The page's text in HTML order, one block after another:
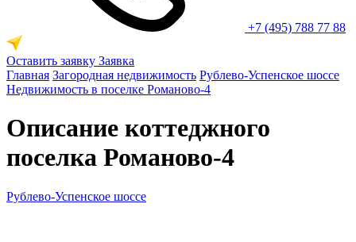
+7 (495) 788 77 88
Оставить заявку Заявка
Главная Загородная недвижимость Рублево-Успенское шоссе
Недвижимость в поселке Романово-4
Описание коттеджного
поселка Романово-4
Рублево-Успенское шоссе